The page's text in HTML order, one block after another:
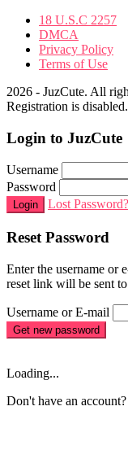
18 U.S.C 2257
DMCA
Privacy Policy
Terms of Use
2026 - JuzCute. All
Registration is disabled.
Login to JuzCute
Username
Password
Login Lost Password?
Reset Password
Enter the username or
reset link will be sent
Username or E-mail
Get new password
Loading...
Don't have an account?